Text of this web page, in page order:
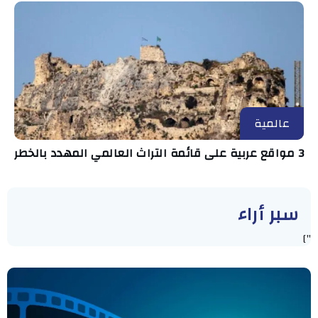
عالمية
3 مواقع عربية على قائمة التراث العالمي المهدد بالخطر
سبر أراء
"]